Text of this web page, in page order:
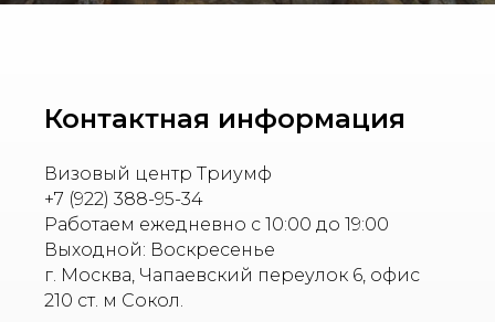
Контактная информация
Визовый центр Триумф
+7 (922) 388-95-34
Работаем ежедневно с 10:00 до 19:00
Выходной: Воскресенье
г. Москва, Чапаевский переулок 6, офис
210 ст. м Сокол.